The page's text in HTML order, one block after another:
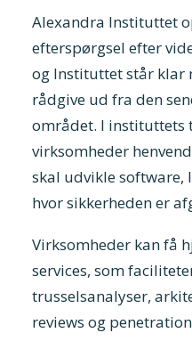
Alexandra Instituttet
efterspørgsel efter
og Instituttet står klar
rådgive ud fra den
området. I instituttets
virksomheder
skal udvikle software,
hvor sikkerheden er
Virksomheder kan få
services, som
trusselsanalyser,
reviews og